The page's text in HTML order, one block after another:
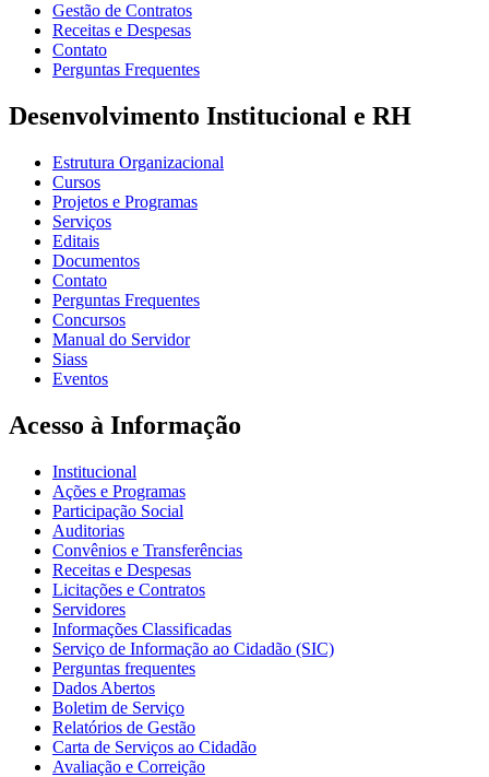
Gestão de Contratos
Receitas e Despesas
Contato
Perguntas Frequentes
Desenvolvimento Institucional e RH
Estrutura Organizacional
Cursos
Projetos e Programas
Serviços
Editais
Documentos
Contato
Perguntas Frequentes
Concursos
Manual do Servidor
Siass
Eventos
Acesso à Informação
Institucional
Ações e Programas
Participação Social
Auditorias
Convênios e Transferências
Receitas e Despesas
Licitações e Contratos
Servidores
Informações Classificadas
Serviço de Informação ao Cidadão (SIC)
Perguntas frequentes
Dados Abertos
Boletim de Serviço
Relatórios de Gestão
Carta de Serviços ao Cidadão
Avaliação e Correição